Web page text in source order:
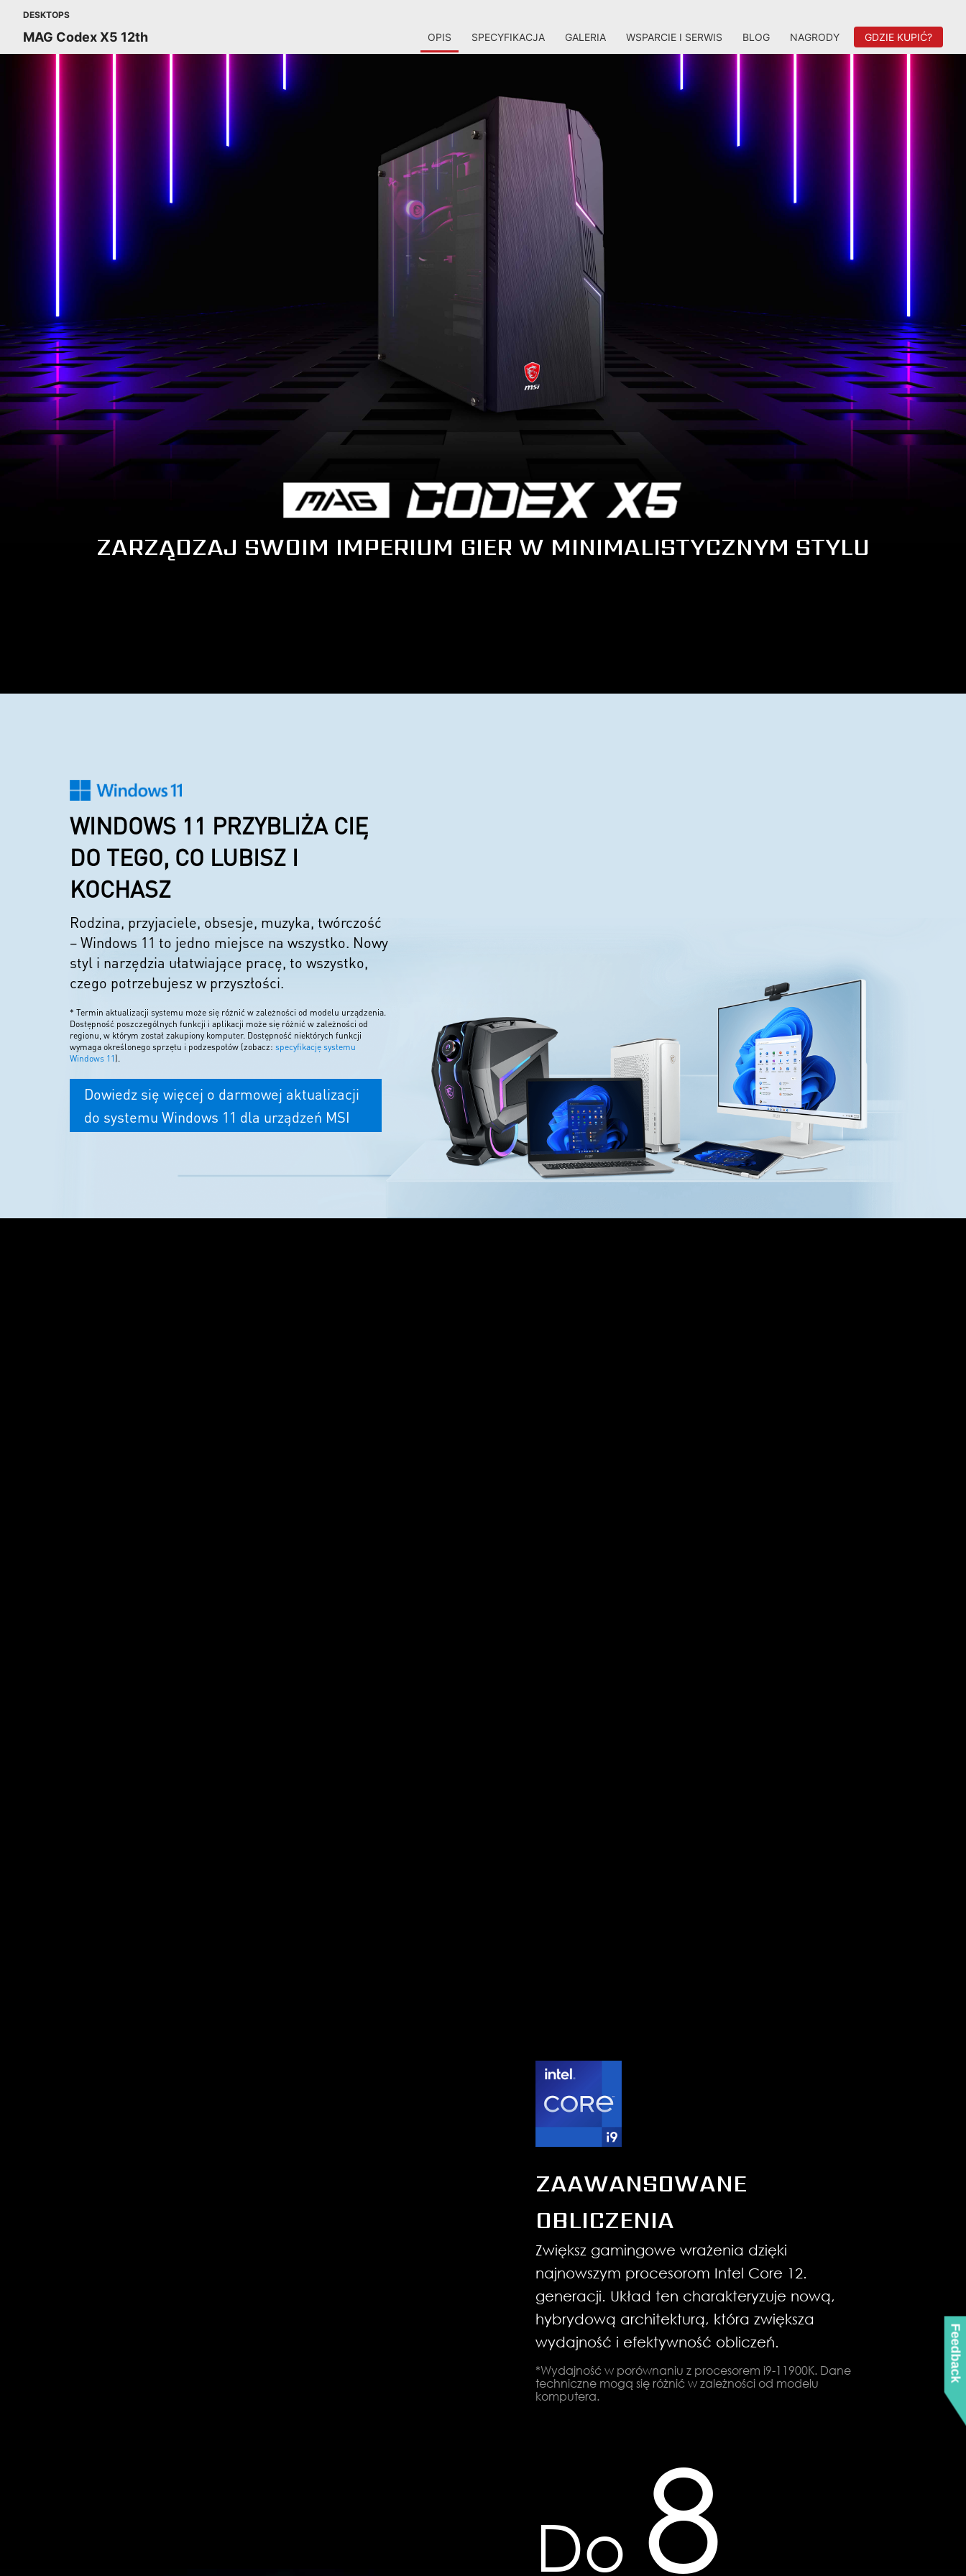
DESKTOPS
MAG Codex X5 12th OPIS SPECYFIKACJA GALERIA WSPARCIE I SERWIS BLOG NAGRODY GDZIE KUPIĆ?
ZARZĄDZAJ SWOIM IMPERIUM GIER W MINIMALISTYCZNYM STYLU
WINDOWS 11 PRZYBLIŻA CIĘ
DO TEGO, CO LUBISZ I
KOCHASZ
Rodzina, przyjaciele, obsesje, muzyka, twórczość
– Windows 11 to jedno miejsce na wszystko. Nowy
styl i narzędzia ułatwiające pracę, to wszystko,
czego potrzebujesz w przyszłości.
* Termin aktualizacji systemu może się różnić w zależności od modelu urządzenia.
Dostępność poszczególnych funkcji i aplikacji może się różnić w zależności od
regionu, w którym został zakupiony komputer. Dostępność niektórych funkcji
wymaga określonego sprzętu i podzespołów (zobacz:specyfikację systemu
Windows 11 ).
Dowiedz się więcej o darmowej aktualizacji
do systemu Windows 11 dla urządzeń MSI
ZAAWANSOWANE
OBLICZENIA
Zwiększ gamingowe wrażenia dzięki
najnowszym procesorom Intel Core 12.
generacji. Układ ten charakteryzuje nową,
hybrydową architekturą, która zwiększa
wydajność i efektywność obliczeń.
*Wydajność w porównaniu z procesorem i9-11900K. Dane
techniczne mogą się różnić w zależności od modelu
komputera.
Do 8
Feedback